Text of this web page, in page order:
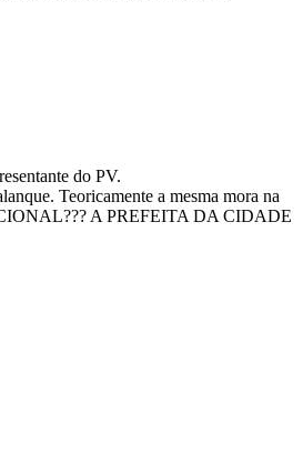
do PV.
Teoricamente a mesma mora na
A PREFEITA DA CIDADE